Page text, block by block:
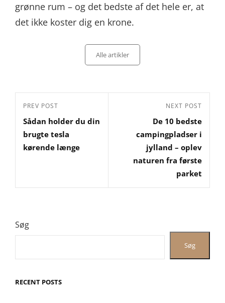
grønne rum – og det bedste af det hele er, at
det ikke koster dig en krone.
Categories
Alle artikler
Indlægsnavigation
Previous
Post
PREV POST
Sådan holder du din
brugte tesla
kørende længe
NEXT POST
De 10 bedste
campingpladser i
jylland – oplev
naturen fra første
parket
Søg
Søg
RECENT POSTS